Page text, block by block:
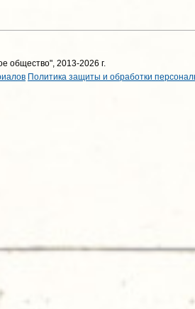
общество", 2013-2026 г.
Политика защиты и обработки